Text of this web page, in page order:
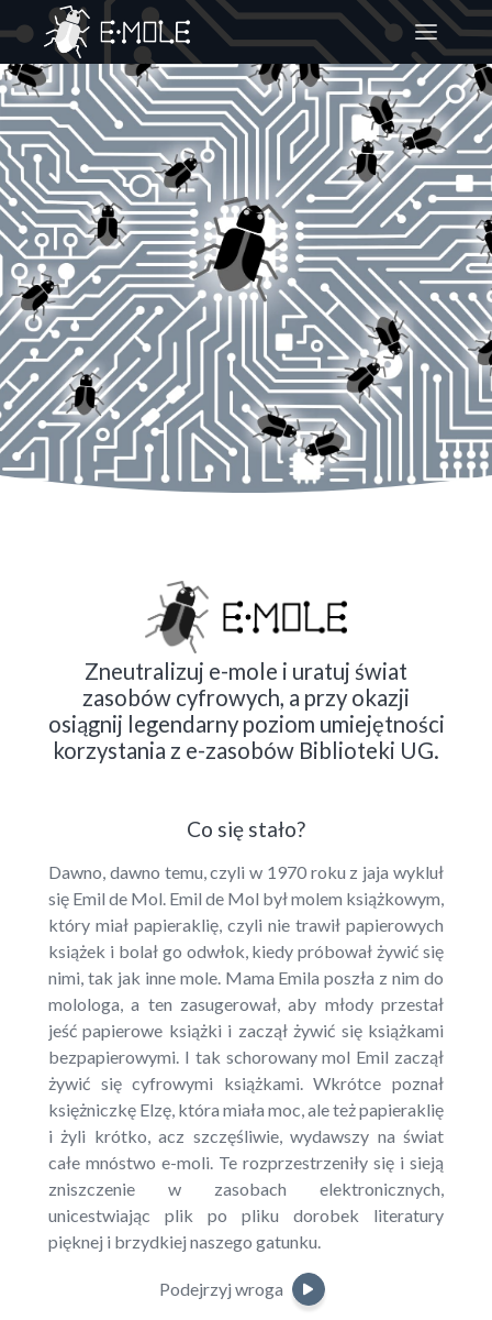
Zneutralizuj e-mole i uratuj świat
zasobów cyfrowych, a przy okazji
osiągnij legendarny poziom umiejętności
korzystania z e-zasobów Biblioteki UG.
Co się stało?
Dawno, dawno temu, czyli w 1970 roku z jaja wykluł
się Emil de Mol. Emil de Mol był molem książkowym,
który miał papieraklię, czyli nie trawił papierowych
książek i bolał go odwłok, kiedy próbował żywić się
nimi, tak jak inne mole. Mama Emila poszła z nim do
molologa, a ten zasugerował, aby młody przestał
jeść papierowe książki i zaczął żywić się książkami
bezpapierowymi. I tak schorowany mol Emil zaczął
żywić się cyfrowymi książkami. Wkrótce poznał
księżniczkę Elzę, która miała moc, ale też papieraklię
i żyli krótko, acz szczęśliwie, wydawszy na świat
całe mnóstwo e-moli. Te rozprzestrzeniły się i sieją
zniszczenie w zasobach elektronicznych,
unicestwiając plik po pliku dorobek literatury
pięknej i brzydkiej naszego gatunku.
Podejrzyj wroga